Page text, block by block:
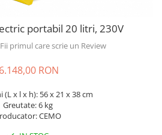
portabil 20 litri, 230V
Fii primul care scrie un Review
6.148,00 RON
(L x l x h): 56 x 21 x 38 cm
Greutate: 6 kg
CEMO